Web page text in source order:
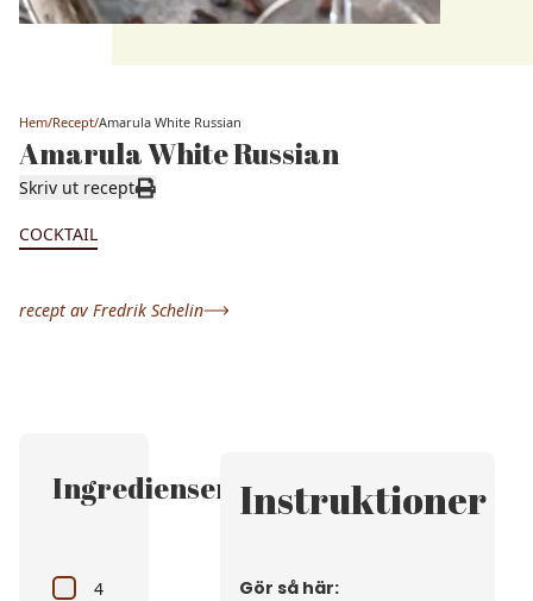
Hem/Recept/Amarula White Russian
Amarula White Russian
Skriv ut recept
COCKTAIL
recept av Fredrik Schelin
Ingredienser
4
Instruktioner
Gör så här: